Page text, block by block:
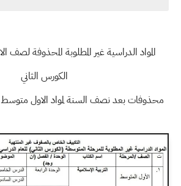
الكورس الثاني
محذوفات بعد نصف السنة لمواد الاول متوسط 2021 الكورس الثاني